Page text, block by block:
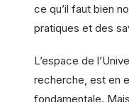
ce qu’il faut bien
pratiques et des
L’espace de
recherche, est en
fondamentale.